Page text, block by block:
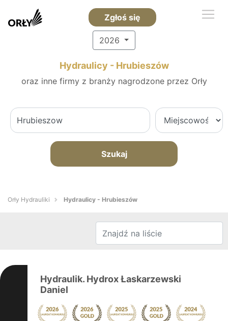
Zgłoś się
2026
Hydraulicy - Hrubieszów
oraz inne firmy z branży nagrodzone przez Orły
Szukaj
Orły Hydrauliki Hydraulicy - Hrubieszów
Hydraulik. Hydrox Łaskarzewski
Daniel